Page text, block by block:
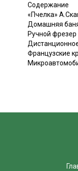
Содержание
«Пчелка»
Домашняя
Ручной фрезер
Французские